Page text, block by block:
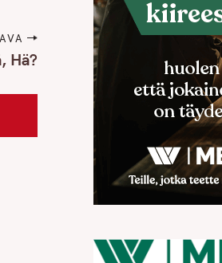
Hä?